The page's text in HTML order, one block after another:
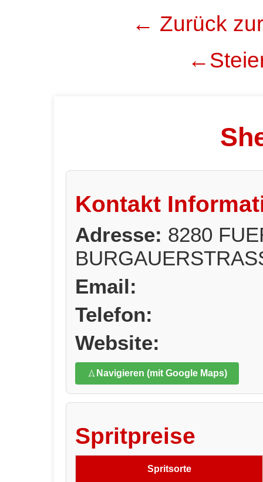
← Zurück
Kontakt
Adresse: 8280
Email:
Telefon:
Website:
Navigieren (mit Google Maps)
Spritpreise
Spritsorte